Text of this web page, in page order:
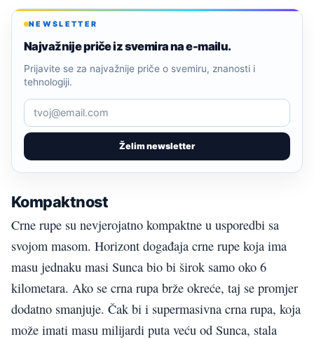
NEWSLETTER
Najvažnije priče iz svemira na e-mailu.
Želim newsletter
Prijavite se za najvažnije priče o svemiru, znanosti i
tehnologiji.
Kompaktnost
Crne rupe su nevjerojatno kompaktne u usporedbi sa
svojom masom. Horizont događaja crne rupe koja ima
masu jednaku masi Sunca bio bi širok samo oko 6
kilometara. Ako se crna rupa brže okreće, taj se promjer
dodatno smanjuje. Čak bi i supermasivna crna rupa, koja
može imati masu milijardi puta veću od Sunca, stala